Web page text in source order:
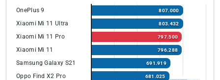
OnePlus 9 807.000
Xiaomi Mi 11 Ultra 803.432
Xiaomi Mi 11 Pro 797.500
Xiaomi Mi 11 796.288
Samsung Galaxy S21 691.919
Oppo Find X2 Pro 681.025